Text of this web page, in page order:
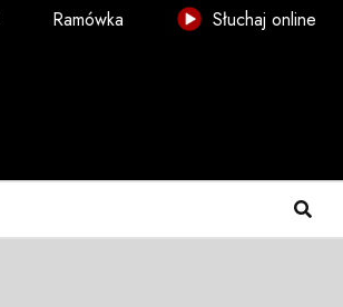
Ramówka Słuchaj online